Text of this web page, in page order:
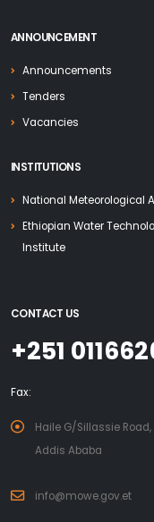
ANNOUNCEMENT
Announcements
Tenders
Vacancies
INSTITUTIONS
National Meteorological
Ethiopian Water
Institute
CONTACT US
+251
Fax:
Haile G/Sillassie Road,
Addis Ababa
info@mowe.gov.et